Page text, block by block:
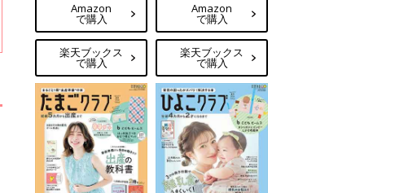
Amazon
で購入
楽天ブックス
で購入
Amazon
で購入
楽天ブックス
で購入